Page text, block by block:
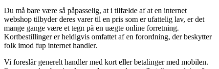
Du må bare være så påpasselig, at i tilfælde af at en internet
webshop tilbyder deres varer til en pris som er ufattelig lav, er det
mange gange være et tegn på en uægte online forretning.
Kortbestillinger er heldigvis omfattet af en forordning, der beskytter
folk imod fup internet handler.
Vi foreslår generelt handler med kort eller betalinger med mobilen.